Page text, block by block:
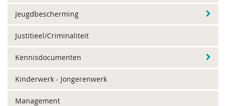
Jeugdbescherming
Justitieel/Criminaliteit
Kennisdocumenten
Kinderwerk - Jongerenwerk
Management